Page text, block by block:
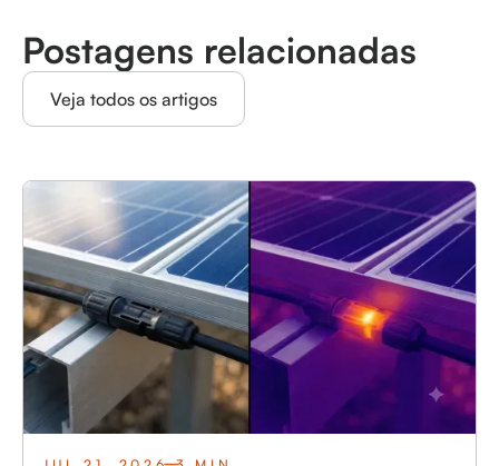
Postagens relacionadas
Veja todos os artigos